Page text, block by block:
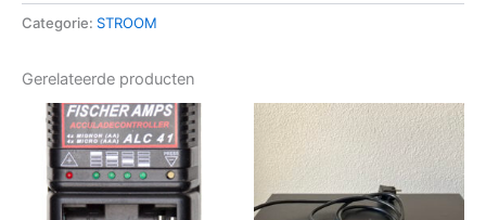
Categorie: STROOM
Gerelateerde producten